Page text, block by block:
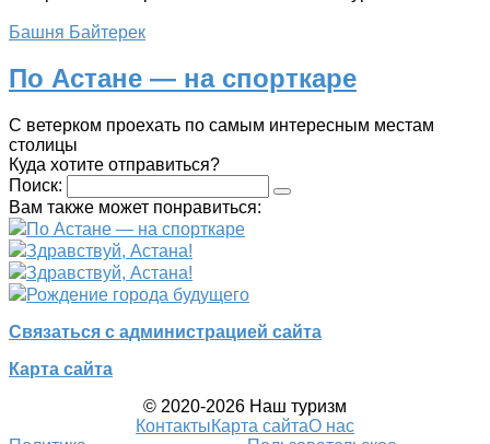
Башня Байтерек
По Астане — на спорткаре
С ветерком проехать по самым интересным местам
столицы
Куда хотите отправиться?
Поиск:
Вам также может понравиться:
По Астане — на спорткаре
Здравствуй, Астана!
Здравствуй, Астана!
Рождение города будущего
Связаться с администрацией сайта
Карта сайта
© 2020-2026 Наш туризм
КонтактыКарта сайтаО нас